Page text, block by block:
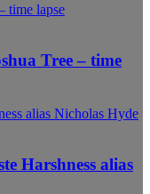
time lapse
Tree – time
alias Nicholas Hyde
Harshness alias